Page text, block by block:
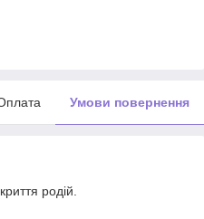
Умови повернення
родій.